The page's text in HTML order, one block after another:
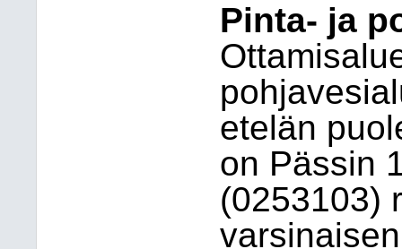
Pinta- ja
etelän
on Pässin
(0253103)